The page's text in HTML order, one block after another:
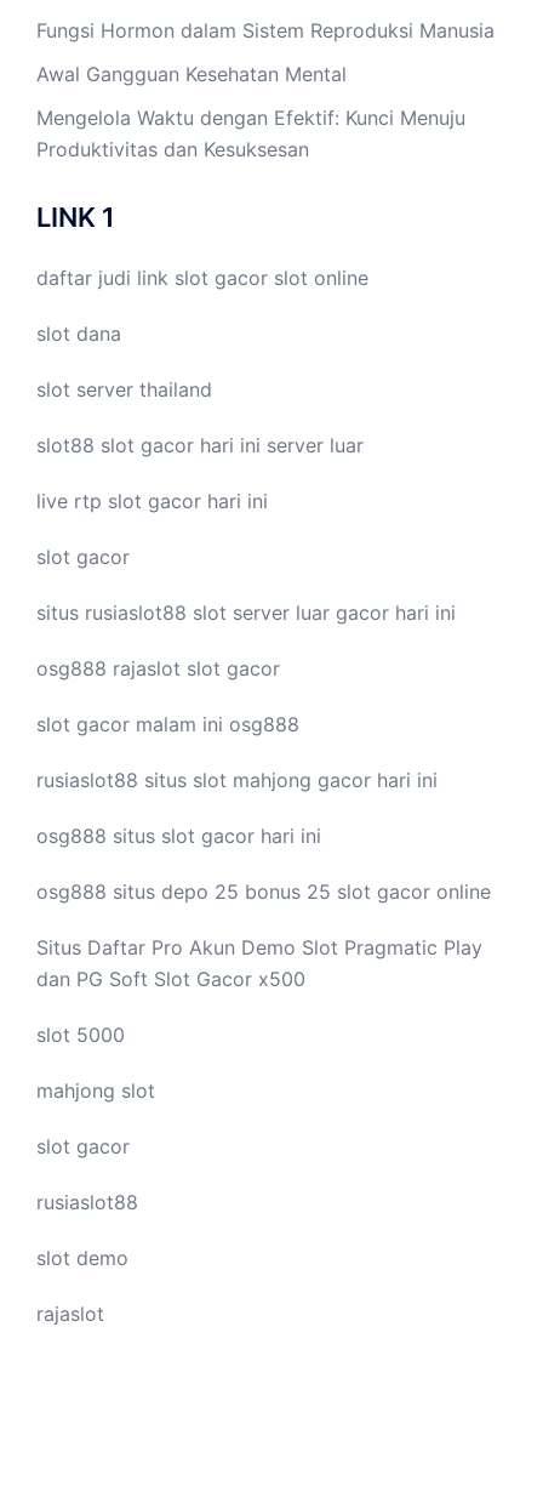
Fungsi Hormon dalam Sistem Reproduksi Manusia
Awal Gangguan Kesehatan Mental
Mengelola Waktu dengan Efektif: Kunci Menuju
Produktivitas dan Kesuksesan
LINK 1
daftar judi link slot gacor slot online
slot dana
slot server thailand
slot88 slot gacor hari ini server luar
live rtp slot gacor hari ini
slot gacor
situs rusiaslot88 slot server luar gacor hari ini
osg888 rajaslot slot gacor
slot gacor malam ini osg888
rusiaslot88 situs slot mahjong gacor hari ini
osg888 situs slot gacor hari ini
osg888 situs depo 25 bonus 25 slot gacor online
Situs Daftar Pro Akun Demo Slot Pragmatic Play
dan PG Soft Slot Gacor x500
slot 5000
mahjong slot
slot gacor
rusiaslot88
slot demo
rajaslot